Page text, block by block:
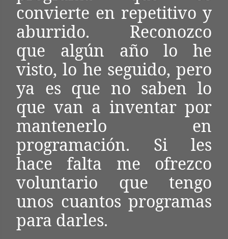
convierte en repetitivo y
aburrido. Reconozco
que algún año lo he
visto, lo he seguido, pero
ya es que no saben lo
que van a inventar por
mantenerlo en
programación. Si les
hace falta me ofrezco
voluntario que tengo
unos cuantos programas
para darles.